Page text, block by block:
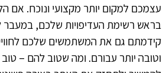
עצמכם למקום יותר מקצועי ונוכח. אם
בראש רשימת העדיפויות שלכם, במעבר
קידמתם גם את המשתמשים שלכם
וטובה יותר עבורם. ומה שטוב להם –